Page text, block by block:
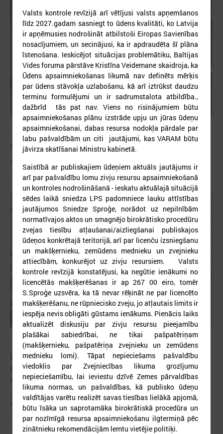
2026. gada 09. jūlijs
Sumināti Latvijas labākie tirgotāji
Sumināti Latvijas labākie tirgotāji
2026. gada 09. jūlijs
LPS: apreibinošu vielu ietekmē esošu bērnu
profilakses iestādi nedrīkst slēgt bez droša
alternatīva risinājuma
LPS: apreibinošu vielu ietekmē esošu bērnu profilakses iestādi nedrīkst
slēgt bez droša alternatīva risinājuma
Valsts kontrole revīzijā arī vētījusi valsts apņemšanos
līdz 2027.gadam sasniegt to ūdens kvalitāti, ko Latvija
ir apņēmusies nodrošināt atbilstoši Eiropas Savienības
nosacījumiem, un secinājusi, ka ir apdraudēta šī plāna
īstenošana. Ieskicējot situācijas problemātiku, Baltijas
Vides foruma pārstāve Kristīna Veidemane skaidroja, ka
Ūdens apsaimniekošanas likumā nav definēts mērķis
par ūdens stāvokļa uzlabošanu, kā arī iztrūkst daudzu
terminu formulējumi un ir sadrumstalota atbildība.,
dažbrīd tās pat nav. Viens no risinājumiem būtu
apsaimniekošanas plānu izstrāde upju un jūras ūdeņu
apsaimniekošanai, dabas resursa nodokļa pārdale par
labu pašvaldībām un citi jautājumi, kas VARAM būtu
jāvirza skatīšanai Ministru kabinetā.
Saistībā ar publiskajiem ūdeņiem aktuāls jautājums ir
arī par pašvaldību lomu zivju resursu apsaimniekošanā
un kontroles nodrošināšanā - ieskatu aktuālajā situācijā
sēdes laikā sniedza LPS padomniece lauku attīstības
jautājumos Sniedze Sproģe, norādot uz nepilnībām
normatīvajos aktos un smagnējo birokrātisko procedūru
zvejas tiesību atļaušanai/aizliegšanai publiskajos
ūdeņos konkrētajā teritorijā, arī par licenču izsniegšanu
un makšķernieku, zemūdens mednieku un zvejnieku
attiecībām, konkurējot uz zivju resursiem. Valsts
kontrole revīzijā konstatējusi, ka negūtie ienākumi no
licencētās makšķerēšanas ir ap 267 00 eiro, tomēr
S.Sproģe uzsvēra, ka tā nevar rēķināt ne par licencēto
makšķerēšanu, ne rūpniecisko zveju, jo atļautais limits ir
iespēja nevis obligāti gūstams ienākums. Pienācis laiks
aktualizēt diskusiju par zivju resursu pieejamību
plašākai sabiedrībai, ne tikai pašpatēriņam
(makšķernieku, pašpatēriņa zvejnieku un zemūdens
mednieku lomi). Tāpat nepieciešams pašvaldību
viedoklis par Zvejniecības likuma grozījumu
nepieciešamību, lai ieviestu dzīvē Zemes pārvaldības
likuma normas, un pašvaldības, kā publisko ūdeņu
valdītājas varētu realizēt savas tiesības lielākā apjomā,
būtu īsāka un saprotamāka birokrātiskā procedūra un
par nozīmīgā resursa apsaimniekošanu ilgtermiņā pēc
zinātnieku rekomendācijām lemtu vietējie politiķi.